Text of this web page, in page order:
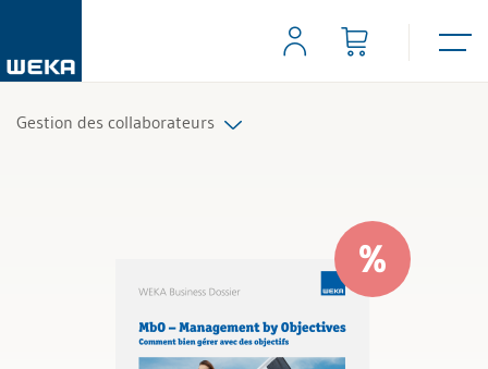
Gestion des collaborateurs